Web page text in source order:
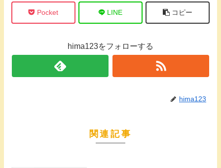
Pocket LINE コピー
hima123をフォローする
hima123
関連記事